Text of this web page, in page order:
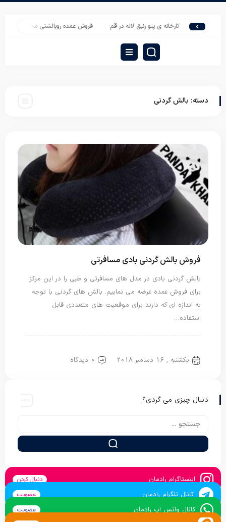
کارخانه ی پتو زنبق لاله در قم فروش عمده روبالشتی مخمل سه بعدی
دسته: بالش گردنی
فروش بالش گردنی بادی مسافرتی
بالش گردنی بادی در مدل های مسافرتی و طبی را در این مرکز
برای فروش عمده عرضه می نماییم. بالش های گردنی با توجه
به اندازه ای که دارند برای موقعیت های متعددی قابل
استفاده…
یکشنبه , 16 دسامبر 2018 0 دیدگاه
دنبال چیزی می گردی؟
اینستاگرام رادمان دنبال کردن
کانال تلگرام رادمان عضویت
کانال واتس اپ رادمان عضویت